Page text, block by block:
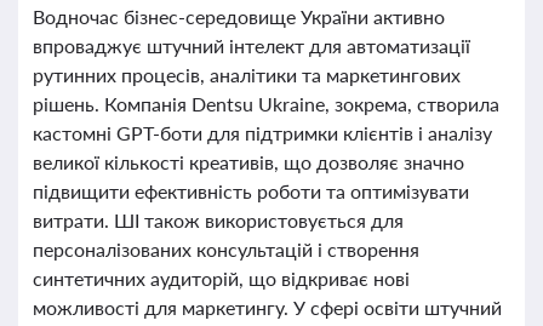
Водночас бізнес-середовище України активно
впроваджує штучний інтелект для автоматизації
рутинних процесів, аналітики та маркетингових
рішень. Компанія Dentsu Ukraine, зокрема, створила
кастомні GPT-боти для підтримки клієнтів і аналізу
великої кількості креативів, що дозволяє значно
підвищити ефективність роботи та оптимізувати
витрати. ШІ також використовується для
персоналізованих консультацій і створення
синтетичних аудиторій, що відкриває нові
можливості для маркетингу. У сфері освіти штучний